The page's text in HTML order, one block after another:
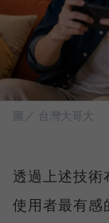
圖／ 台灣大哥大
透過上述技術
使用者最有感